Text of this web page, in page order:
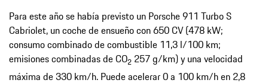
Para este año se había previsto un Porsche 911 Turbo S
Cabriolet, un coche de ensueño con 650 CV (478 kW;
consumo combinado de combustible 11,3 l/100 km;
emisiones combinadas de CO2 257 g/km) y una velocidad
máxima de 330 km/h. Puede acelerar 0 a 100 km/h en 2,8